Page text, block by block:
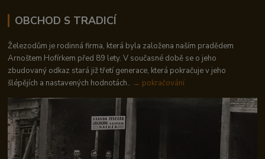
OBCHOD S TRADICÍ
Železodům je rodinná firma, která byla založena naším pradědem
Arnoštem Hofírkem před 89 lety. V současné době se o jeho
zbudovaný odkaz stará již třetí generace, která pokračuje v jeho
šlépějích a nastavených hodnotách.. → pokračování